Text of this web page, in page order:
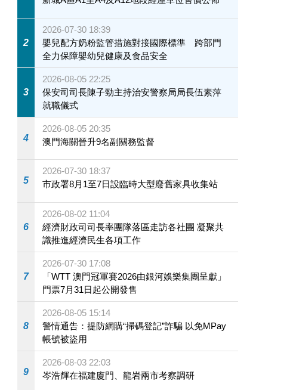
2
2026-07-30 18:39
嬰兒配方奶粉監管措施對接國際標準 跨部門
全力保障嬰幼兒健康及食品安全
3
2026-08-05 22:25
保安司司長陳子勁主持治安警察局局長伍素萍
就職儀式
4
2026-08-05 20:35
澳門海關晉升9名副關務監督
5
2026-07-30 18:37
市政署8月1至7日設臨時大型廢舊家具收集站
6
2026-08-02 11:04
經濟財政司司長率團隊落區走訪各社團 凝聚共
識推進經濟民生各項工作
7
2026-07-30 17:08
「WTT 澳門冠軍賽2026由銀河娛樂集團呈獻」
門票7月31日起公開發售
8
2026-08-05 15:14
警情通告：提防網購“掃碼登記”詐騙 以免MPay
帳號被盜用
9
2026-08-03 22:03
岑浩輝在福建廈門、龍岩兩市考察調研